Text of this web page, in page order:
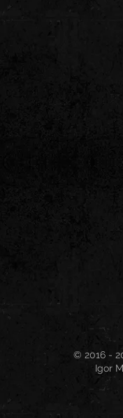
© 2016 -
Igor